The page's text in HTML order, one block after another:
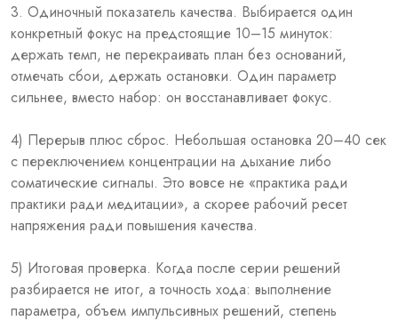
3. Одиночный показатель качества. Выбирается один
конкретный фокус на предстоящие 10–15 минуток:
держать темп, не перекраивать план без оснований,
отмечать сбои, держать остановки. Один параметр
сильнее, вместо набор: он восстанавливает фокус.
4) Перерыв плюс сброс. Небольшая остановка 20–40 сек
с переключением концентрации на дыхание либо
соматические сигналы. Это вовсе не «практика ради
практики ради медитации», а скорее рабочий ресет
напряжения ради повышения качества.
5) Итоговая проверка. Когда после серии решений
разбирается не итог, а точность хода: выполнение
параметра, объем импульсивных решений, степень